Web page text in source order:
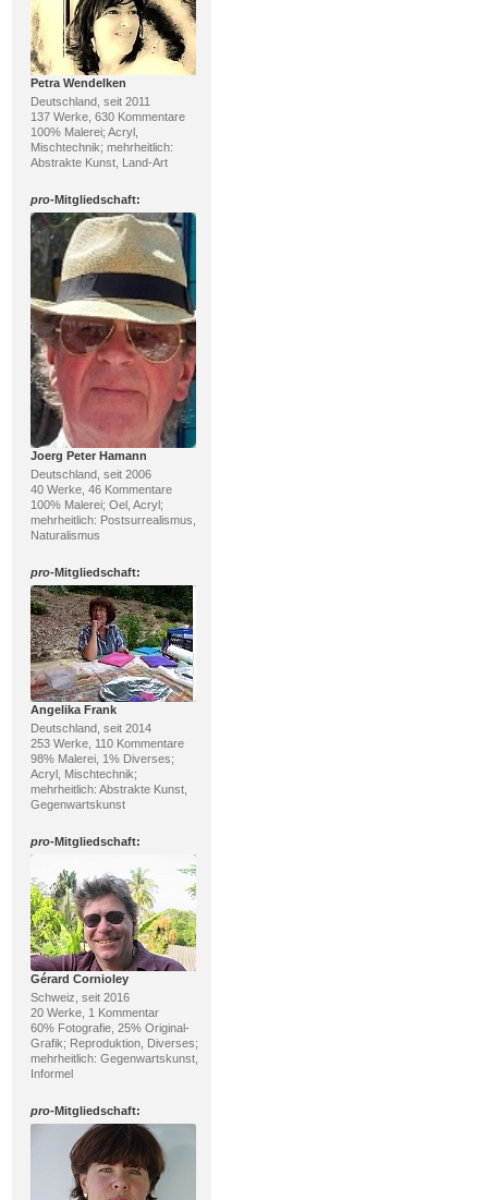
Petra Wendelken
Deutschland, seit 2011
137 Werke, 630 Kommentare
100% Malerei; Acryl,
Mischtechnik; mehrheitlich:
Abstrakte Kunst, Land-Art
pro-Mitgliedschaft:
Joerg Peter Hamann
Deutschland, seit 2006
40 Werke, 46 Kommentare
100% Malerei; Oel, Acryl;
mehrheitlich: Postsurrealismus,
Naturalismus
pro-Mitgliedschaft:
Angelika Frank
Deutschland, seit 2014
253 Werke, 110 Kommentare
98% Malerei, 1% Diverses;
Acryl, Mischtechnik;
mehrheitlich: Abstrakte Kunst,
Gegenwartskunst
pro-Mitgliedschaft:
Gérard Cornioley
Schweiz, seit 2016
20 Werke, 1 Kommentar
60% Fotografie, 25% Original-
Grafik; Reproduktion, Diverses;
mehrheitlich: Gegenwartskunst,
Informel
pro-Mitgliedschaft: